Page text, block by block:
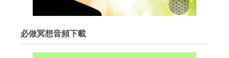
必做冥想音頻下載